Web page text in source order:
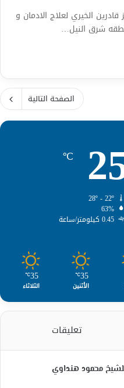
الخيري لعلاج الادمان و
الصفحة التالية
℃
63%
0.45 كيلومتر/ساعة
35
℃
الأثنين
35
℃
الثلاثاء
تعليقات
للشيخ محمود هنداوي